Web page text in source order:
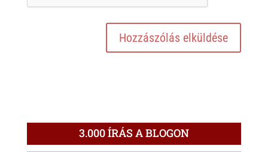
3.000 ÍRÁS A BLOGON